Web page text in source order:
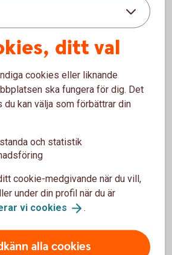
Företag
Företag skapar du
för ditt företag, samtidigt som
tillgängliga.
Företag
ditt val
cookies eller liknande
ska fungera för dig. Det
du kan välja som förbättrar din
och statistik
cookie-medgivande när du vill,
under din profil när du är
vi cookies .
alla cookies